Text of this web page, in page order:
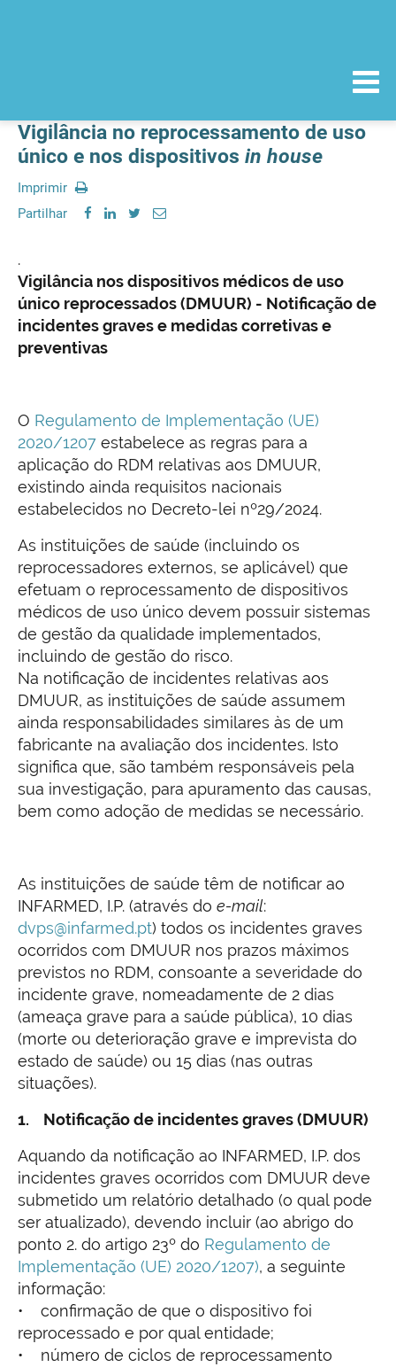
Vigilância no reprocessamento de uso
único e nos dispositivos in house
Imprimir
Partilhar
.
Vigilância nos dispositivos médicos de uso
único reprocessados (DMUUR) - Notificação de
incidentes graves e medidas corretivas e
preventivas
O Regulamento de Implementação (UE)
2020/1207 estabelece as regras para a
aplicação do RDM relativas aos DMUUR,
existindo ainda requisitos nacionais
estabelecidos no Decreto-lei nº29/2024.
As instituições de saúde (incluindo os
reprocessadores externos, se aplicável) que
efetuam o reprocessamento de dispositivos
médicos de uso único devem possuir sistemas
de gestão da qualidade implementados,
incluindo de gestão do risco.
Na notificação de incidentes relativas aos
DMUUR, as instituições de saúde assumem
ainda responsabilidades similares às de um
fabricante na avaliação dos incidentes. Isto
significa que, são também responsáveis pela
sua investigação, para apuramento das causas,
bem como adoção de medidas se necessário.
As instituições de saúde têm de notificar ao
INFARMED, I.P. (através do e-mail:
dvps@infarmed.pt) todos os incidentes graves
ocorridos com DMUUR nos prazos máximos
previstos no RDM, consoante a severidade do
incidente grave, nomeadamente de 2 dias
(ameaça grave para a saúde pública), 10 dias
(morte ou deterioração grave e imprevista do
estado de saúde) ou 15 dias (nas outras
situações).
1. Notificação de incidentes graves (DMUUR)
Aquando da notificação ao INFARMED, I.P. dos
incidentes graves ocorridos com DMUUR deve
submetido um relatório detalhado (o qual pode
ser atualizado), devendo incluir (ao abrigo do
ponto 2. do artigo 23º do Regulamento de
Implementação (UE) 2020/1207), a seguinte
informação:
• confirmação de que o dispositivo foi
reprocessado e por qual entidade;
• número de ciclos de reprocessamento